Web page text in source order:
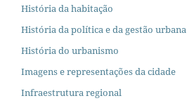
História da habitação
História da política e da gestão urbana
História do urbanismo
Imagens e representações da cidade
Infraestrutura regional